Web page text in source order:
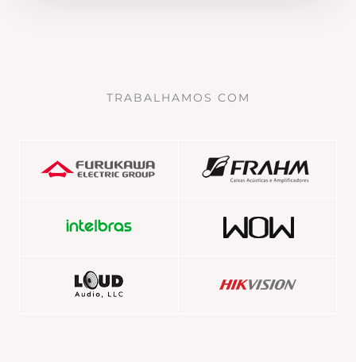
TRABALHAMOS COM